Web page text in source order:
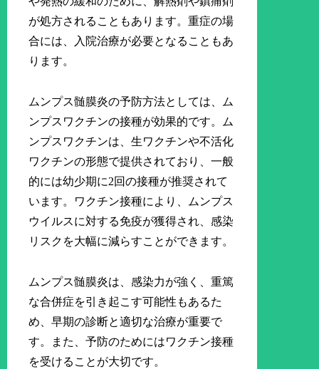
が処方されることもあります。重症の場
合には、入院治療が必要となることもあ
ります。
ムンプス髄膜炎の予防方法としては、ム
ンプスワクチンの接種が効果的です。ム
ンプスワクチンは、生ワクチンや不活化
ワクチンの形態で提供されており、一般
的には幼少期に2回の接種が推奨されて
います。ワクチン接種により、ムンプス
ウイルスに対する免疫が獲得され、感染
リスクを大幅に減らすことができます。
ムンプス髄膜炎は、感染力が強く、重篤
な合併症を引き起こす可能性もあるた
め、早期の診断と適切な治療が重要で
す。また、予防のためにはワクチン接種
を受けることが大切です。